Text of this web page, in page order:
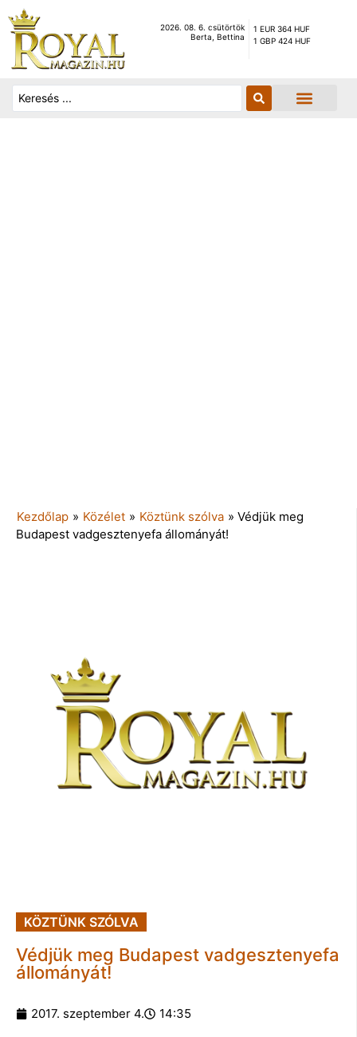
2026. 08. 6. csütörtök
Berta, Bettina
1 EUR 364 HUF
1 GBP 424 HUF
Kezdőlap » Közélet » Köztünk szólva » Védjük meg
Budapest vadgesztenyefa állományát!
KÖZTÜNK SZÓLVA
Védjük meg Budapest vadgesztenyefa
állományát!
2017. szeptember 4. 14:35